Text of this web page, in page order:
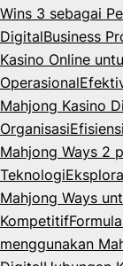
Wins 3 sebagai
DigitalBusiness
Kasino Online
Operasional
Mahjong Kasino
Organisasi
Mahjong Ways 2
Teknologi
Mahjong Ways
Kompetitif
menggunakan